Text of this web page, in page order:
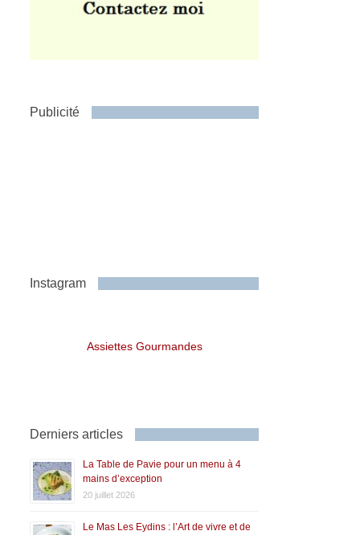
Publicité
Instagram
Assiettes Gourmandes
Derniers articles
La Table de Pavie pour un menu à 4
mains d’exception
20 juillet 2026
Le Mas Les Eydins : l’Art de vivre et de